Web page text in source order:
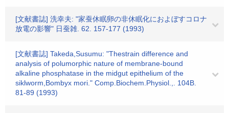
[文献書誌] 洗幸夫: "家蚕休眠卵の非休眠化におよぼすコロナ
放電の影響" 日蚕雑. 62. 157-177 (1993)
[文献書誌] Takeda,Susumu: "Thestrain difference and
analysis of polumorphic nature of membrane-bound
alkaline phosphatase in the midgut epithelium of the
siklworm,Bombyx mori." Comp.Biochem.Physiol.,. 104B.
81-89 (1993)